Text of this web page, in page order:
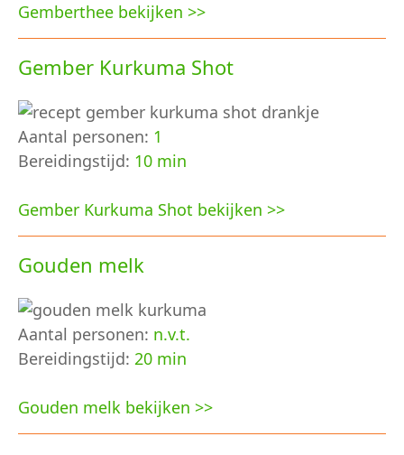
Gemberthee bekijken >>
Gember Kurkuma Shot
Aantal personen: 1
Bereidingstijd: 10 min
Gember Kurkuma Shot bekijken >>
Gouden melk
Aantal personen: n.v.t.
Bereidingstijd: 20 min
Gouden melk bekijken >>